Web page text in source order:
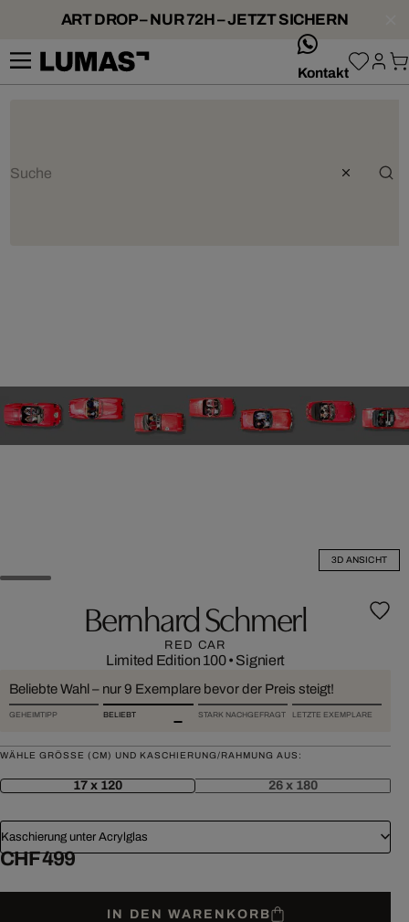
ART DROP – NUR 72H – JETZT SICHERN
Kontakt
3D ANSICHT
Bernhard Schmerl
RED CAR
Limited Edition 100• Signiert
Beliebte Wahl – nur 9 Exemplare bevor der Preis steigt!
GEHEIMTIPP BELIEBT STARK NACHGEFRAGT LETZTE EXEMPLARE
WÄHLE GRÖSSE (CM) UND KASCHIERUNG/RAHMUNG AUS:
17 x 120 26 x 180
Kaschierung unter Acrylglas
CHF 499
IN DEN WARENKORB